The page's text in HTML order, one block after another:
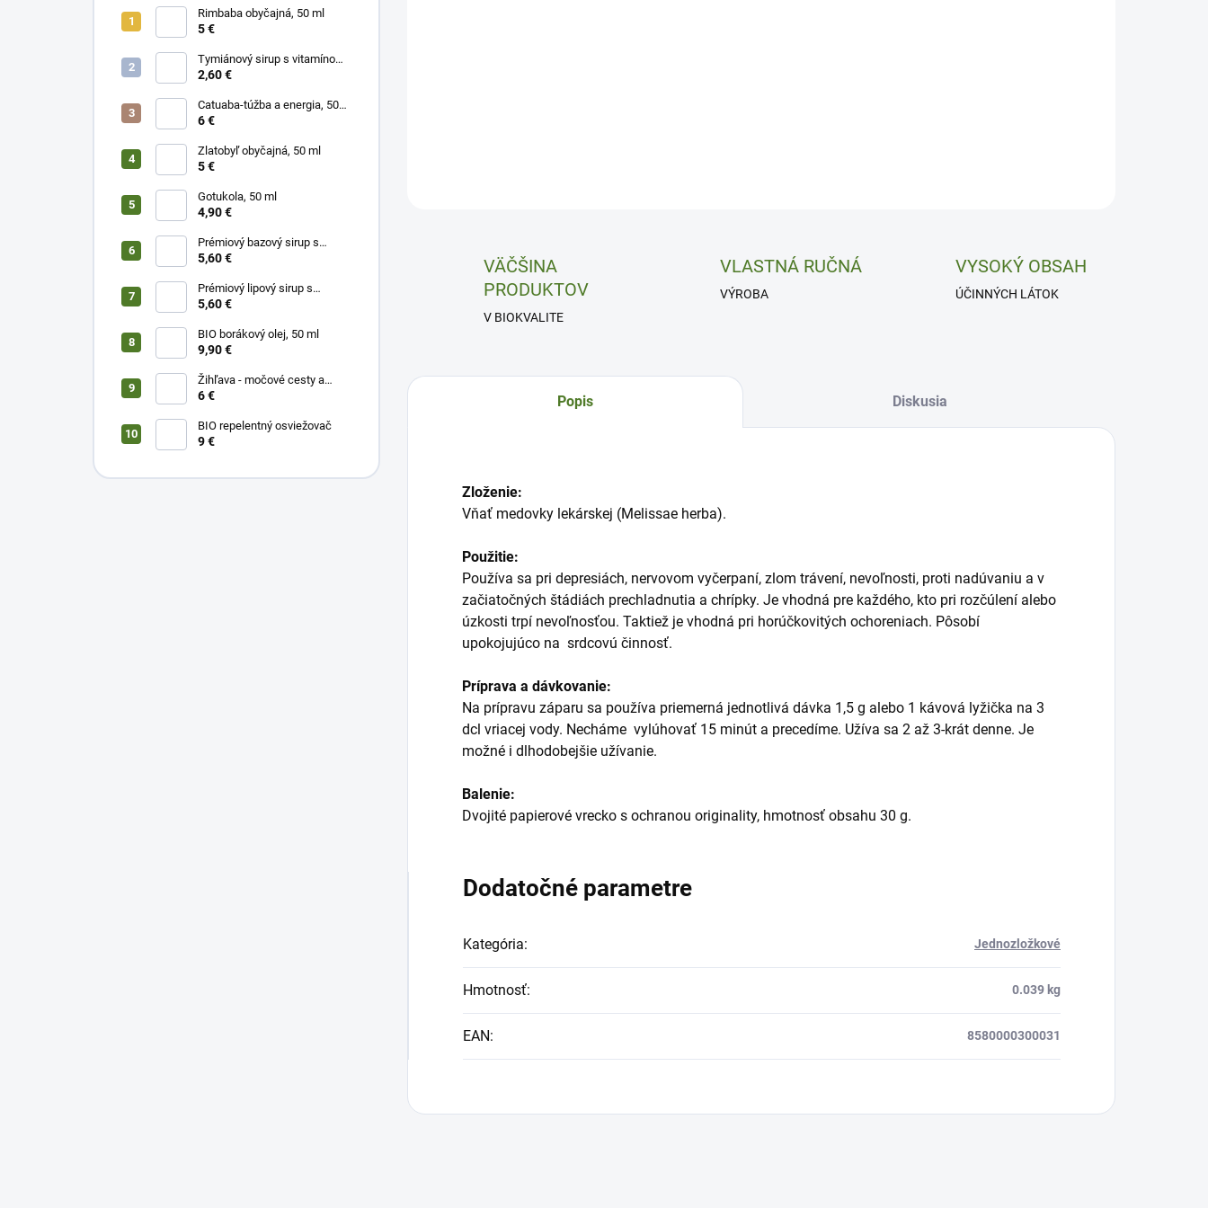
Rimbaba obyčajná, 50 ml
5 €
Tymiánový sirup s vitamínom
C
2,60 €
Catuaba-túžba a energia, 50
ml
6 €
Zlatobyľ obyčajná, 50 ml
5 €
Gotukola, 50 ml
4,90 €
Prémiový bazový sirup s
limetkou a vitam. C
5,60 €
Prémiový lipový sirup s
citrónom a vitamínom C
5,60 €
BIO borákový olej, 50 ml
9,90 €
Žihľava - močové cesty a
prostata, 50 ml
6 €
BIO repelentný osviežovač
9 €
VÄČŠINA
PRODUKTOV
V BIOKVALITE
VLASTNÁ RUČNÁ
VÝROBA
VYSOKÝ OBSAH
ÚČINNÝCH LÁTOK
Popis Diskusia
Zloženie:
Vňať medovky lekárskej (Melissae herba).
Použitie:
Používa sa pri depresiách, nervovom vyčerpaní, zlom trávení, nevoľnosti, proti nadúvaniu a v
začiatočných štádiách prechladnutia a chrípky. Je vhodná pre každého, kto pri rozčúlení alebo
úzkosti trpí nevoľnosťou. Taktiež je vhodná pri horúčkovitých ochoreniach. Pôsobí
upokojujúco na srdcovú činnosť.
Príprava a dávkovanie:
Na prípravu záparu sa používa priemerná jednotlivá dávka 1,5 g alebo 1 kávová lyžička na 3
dcl vriacej vody. Necháme vylúhovať 15 minút a precedíme. Užíva sa 2 až 3-krát denne. Je
možné i dlhodobejšie užívanie.
Balenie:
Dvojité papierové vrecko s ochranou originality, hmotnosť obsahu 30 g.
Dodatočné parametre
Kategória: Jednozložkové
Hmotnosť: 0.039 kg
EAN: 8580000300031